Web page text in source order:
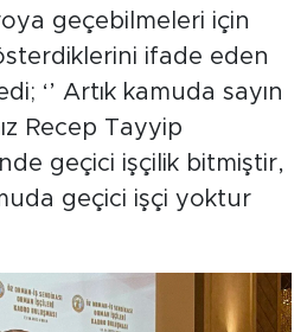
geçebilmeleri için
ifade eden
‘’ Artık kamuda sayın
Recep Tayyip
geçici işçilik bitmiştir,
geçici işçi yoktur